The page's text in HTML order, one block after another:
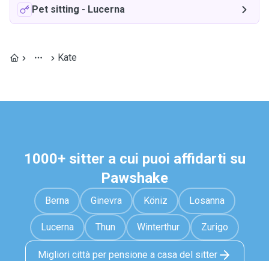
Pet sitting - Lucerna
Kate
1000+ sitter a cui puoi affidarti su
Pawshake
Berna Ginevra Köniz Losanna
Lucerna Thun Winterthur Zurigo
Migliori città per pensione a casa del sitter